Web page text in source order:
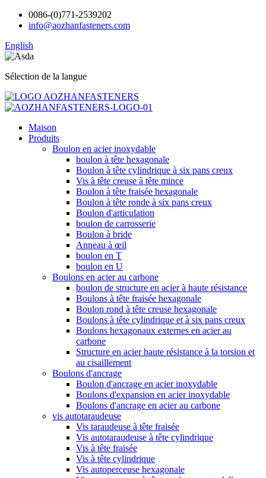
0086-(0)771-2539202
info@aozhanfasteners.com
English
Sélection de la langue
Maison
Produits
Boulon en acier inoxydable
boulon à tête hexagonale
Boulon à tête cylindrique à six pans creux
Vis à tête creuse à tête mince
Boulon à tête fraisée hexagonale
Boulon à tête ronde à six pans creux
Boulon d'articulation
boulon de carrosserie
Boulon à bride
Anneau à œil
boulon en T
boulon en U
Boulons en acier au carbone
boulon de structure en acier à haute résistance
Boulons à tête fraisée hexagonale
Boulon rond à tête creuse hexagonale
Boulons à tête cylindrique et à six pans creux
Boulons hexagonaux externes en acier au
carbone
Structure en acier haute résistance à la torsion et
au cisaillement
Boulons d'ancrage
Boulon d'ancrage en acier inoxydable
Boulons d'expansion en acier inoxydable
Boulons d'ancrage en acier au carbone
vis autotaraudeuse
Vis taraudeuse à tête fraisée
Vis autotaraudeuse à tête cylindrique
Vis à tête fraisée
Vis à tête cylindrique
Vis autoperceuse hexagonale